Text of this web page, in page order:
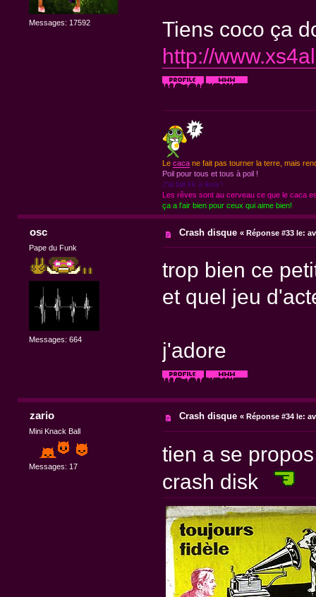
Messages: 17592
Tiens coco ça
http://
Le cacane fait pas tourner la terre, mais
Poil pour tous et tous à poil !
J'ai fait kk à ikea !
Les rêves sont au cerveau ce que le caca
ça a l'air bien pour ceux qui aime bien!
osc
Pape du Funk
Messages: 664
Crash disque «Réponse #33 le:
trop bien ce
et quel jeu
j'adore
zario
Mini Knack Ball
Messages: 17
Crash disque « Réponse #34 le:
tien a se
crash disk